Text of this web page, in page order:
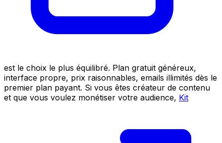
est le choix le plus équilibré. Plan gratuit généreux,
interface propre, prix raisonnables, emails illimités dès le
premier plan payant. Si vous êtes créateur de contenu
et que vous voulez monétiser votre audience, Kit